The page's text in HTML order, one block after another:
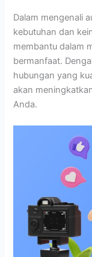
Dalam mengenali
kebutuhan dan
membantu dalam
bermanfaat.
hubungan yang
akan
Anda.